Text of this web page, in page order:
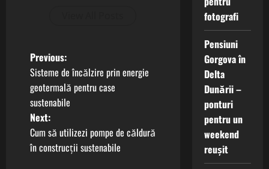
P
o
s
t
Previous:
Sisteme de încălzire prin energie
geotermală pentru case
sustenabile
Next:
Cum să utilizezi pompe de căldură
în construcții sustenabile
fotografi
Pensiuni
Gorgova în
Delta
Dunării –
ponturi
pentru un
weekend
reușit